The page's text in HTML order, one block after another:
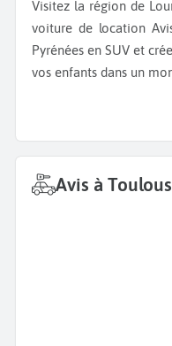
Visitez la région de
voiture de location
Pyrénées en SUV et
vos enfants dans un
Avis à